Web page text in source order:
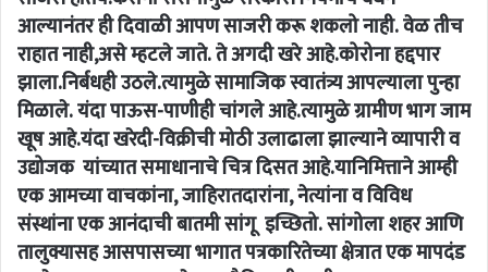
आल्यानंतर ही दिवाळी आपण साजरी करू शकलो नाही. वेळ तीच
राहात नाही,असे म्हटले जाते. ते अगदी खरे आहे.कोरोना हद्दपार
झाला.निर्बंधही उठले.त्यामुळे सामाजिक स्वातंत्र्य आपल्याला पुन्हा
मिळाले. यंदा पाऊस-पाणीही चांगले आहे.त्यामुळे ग्रामीण भाग जाम
खूष आहे.यंदा खरेदी-विक्रीची मोठी उलाढाला झाल्याने व्यापारी व
उद्योजक यांच्यात समाधानाचे चित्र दिसत आहे.यानिमित्ताने आम्ही
एक आमच्या वाचकांना, जाहिरातदारांना, नेत्यांना व विविध
संस्थांना एक आनंदाची बातमी सांगू इच्छितो. सांगोला शहर आणि
तालुक्यासह आसपासच्या भागात पत्रकारितेच्या क्षेत्रात एक मापदंड